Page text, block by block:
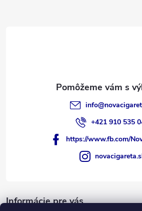
Informácie pre vás
info@
+421 910 535
https://www.fb.com/